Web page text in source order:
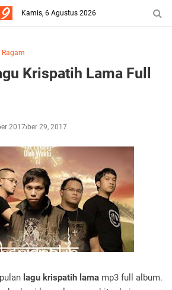
Kamis, 6 Agustus 2026
Ragam
Krispatih Lama Full
2017
Oktober 29, 2017
lagu krispatih lama mp3 full album.